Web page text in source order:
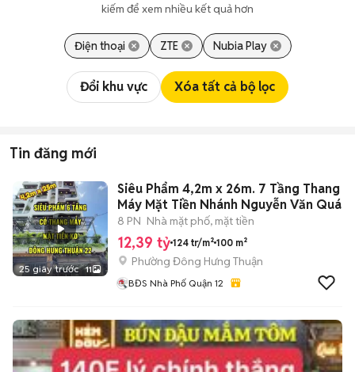
kiếm để xem nhiều kết quả hơn
Điện thoại ZTE Nubia Play
Đổi khu vực Xóa tất cả bộ lọc
Tin đăng mới
25 giây trước 11
Siêu Phẩm 4,2m x 26m. 7 Tầng Thang
Máy Mặt Tiền Nhánh Nguyễn Văn Quá
8 PN Nhà mặt phố, mặt tiền
12,39 tỷ 124 tr/m² 100 m²
Phường Đông Hưng Thuận
BĐS Nhà Phố Quận 12